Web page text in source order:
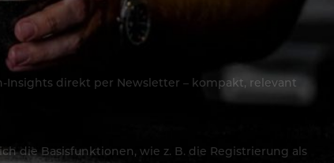
Insights direkt per Newsletter – kompakt, relevant
die Basisfunktionen, wie z. B. die Registrierung als